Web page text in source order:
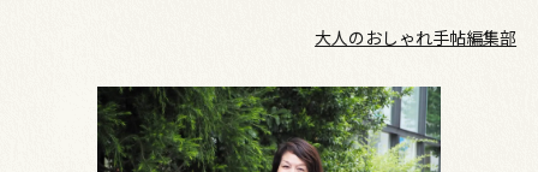
大人のおしゃれ手帖編集部